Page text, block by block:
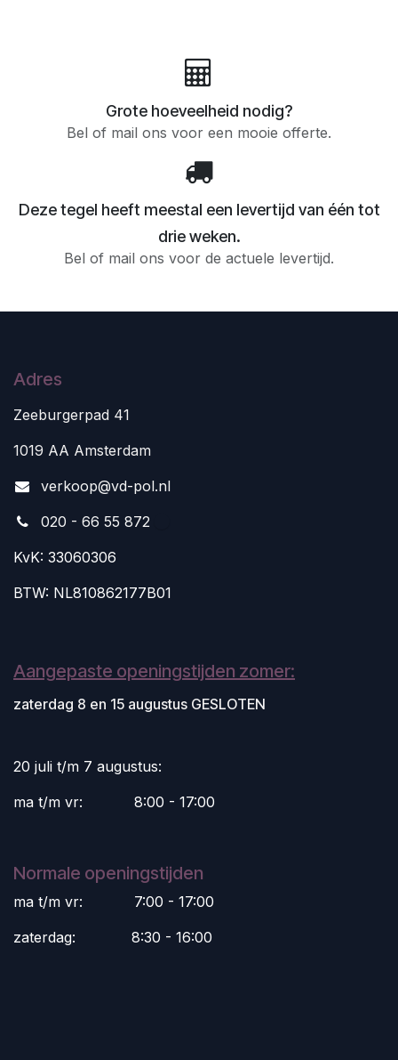
Grote hoeveelheid nodig?
Bel of mail ons voor een mooie offerte.
Deze tegel heeft meestal een levertijd van één tot
drie weken.
Bel of mail ons voor de actuele levertijd.
Adres
Zeeburgerpad 41
1019 AA Amsterdam
verkoop@vd-pol.nl
020 - 66 55 872
KvK: 33060306
BTW: NL810862177B01
Aangepaste openingstijden zomer:
zaterdag 8 en 15 augustus GESLOTEN
20 juli t/m 7 augustus:
ma t/m vr:
​8:00 - 17:00
Normale openingstijden
ma t/m vr:
​7:00 - 17:00
zaterdag:
​8:30 - 16:00